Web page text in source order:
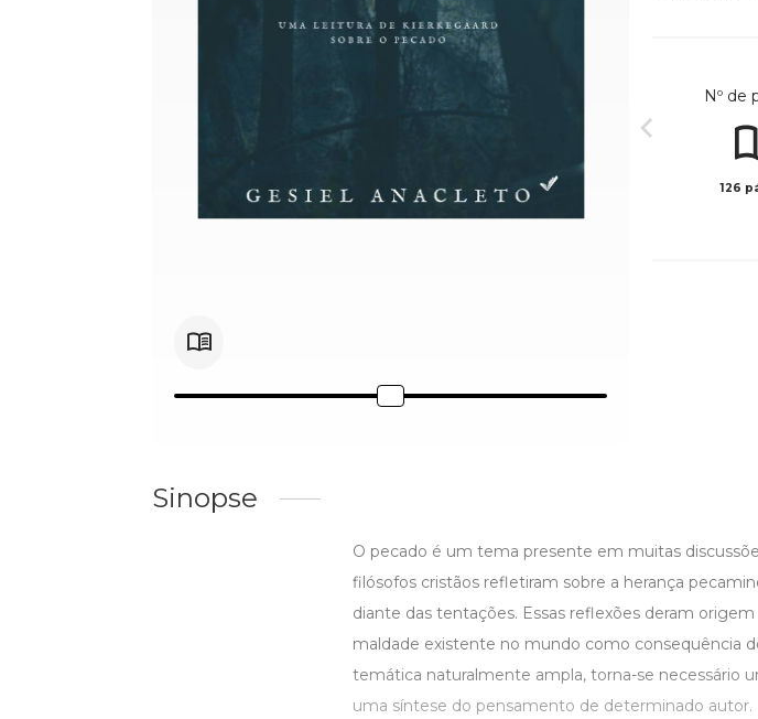
Nº de
126
Sinopse
O pecado é um tema presente em muitas
filósofos cristãos refletiram sobre a herança
diante das tentações. Essas reflexões deram
maldade existente no mundo como consequência
temática naturalmente ampla, torna-se necessário
uma síntese do pensamento de determinado autor.